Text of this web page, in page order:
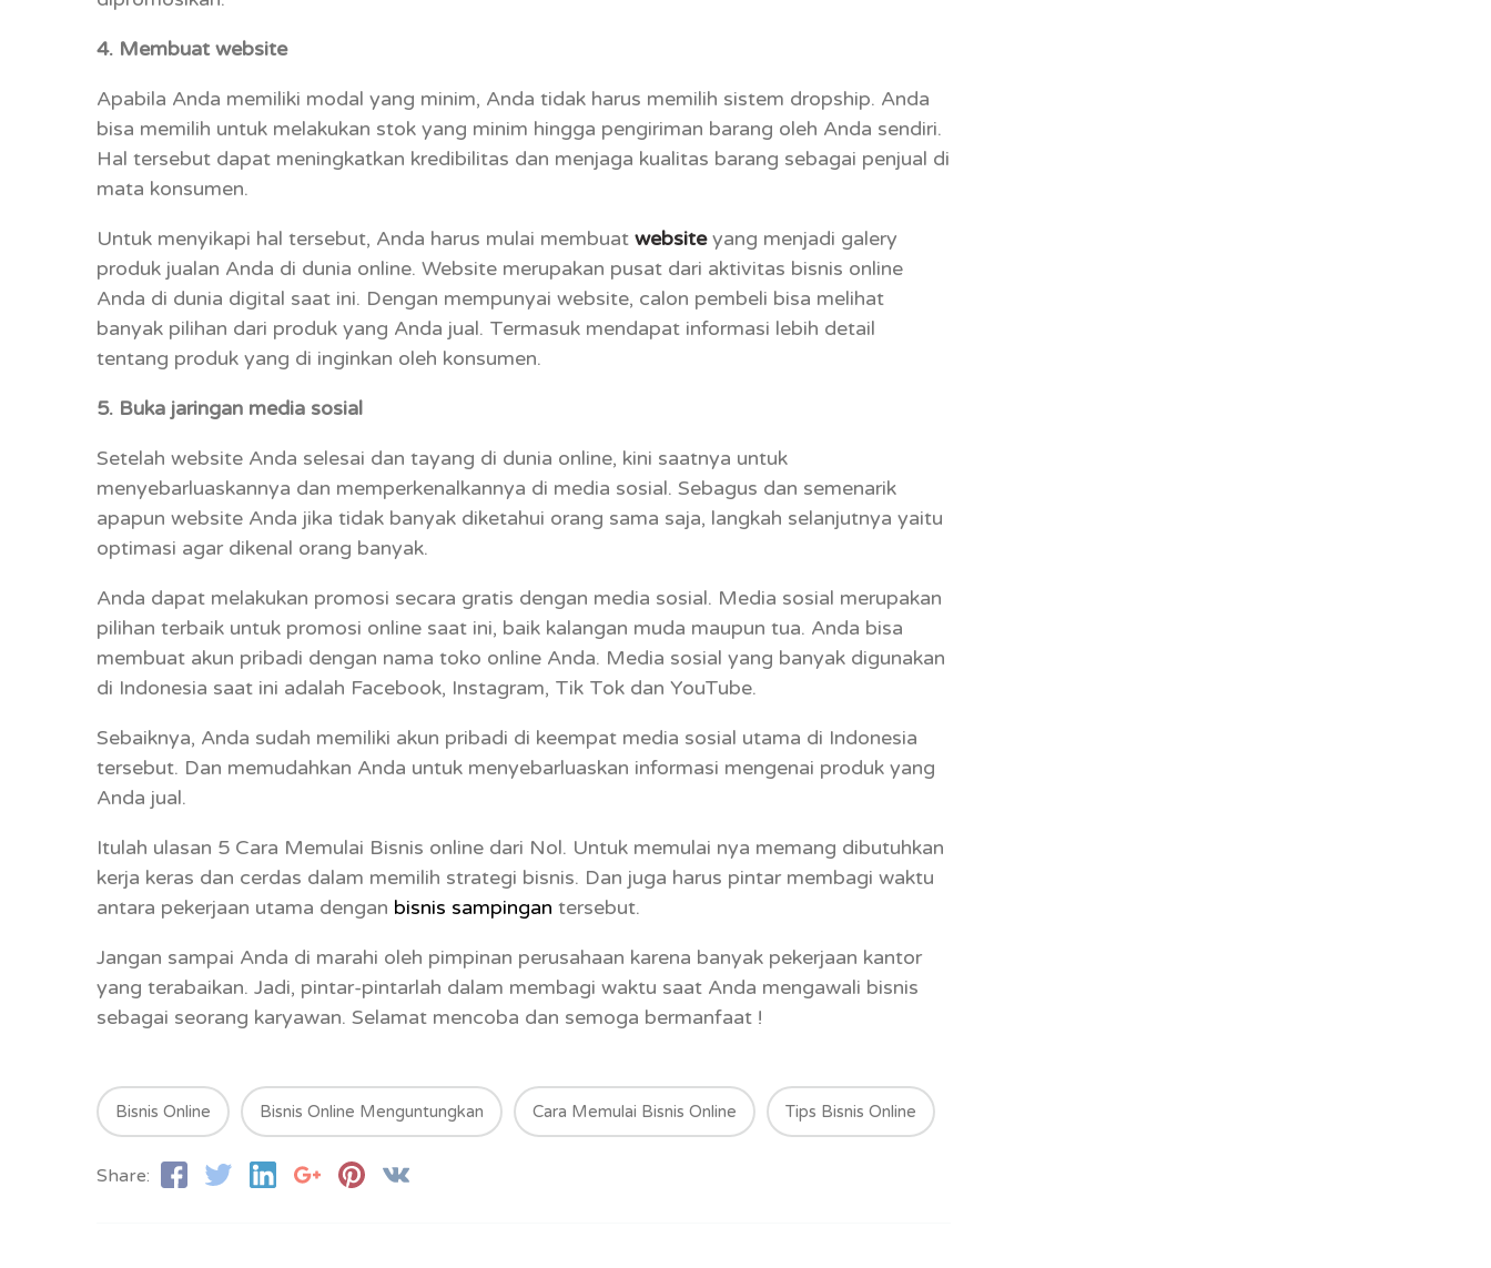
4. Membuat website
Apabila Anda memiliki modal yang minim, Anda tidak harus memilih sistem dropship. Anda
bisa memilih untuk melakukan stok yang minim hingga pengiriman barang oleh Anda sendiri.
Hal tersebut dapat meningkatkan kredibilitas dan menjaga kualitas barang sebagai penjual di
mata konsumen.
Untuk menyikapi hal tersebut, Anda harus mulai membuat websiteyang menjadi galery
produk jualan Anda di dunia online. Website merupakan pusat dari aktivitas bisnis online
Anda di dunia digital saat ini. Dengan mempunyai website, calon pembeli bisa melihat
banyak pilihan dari produk yang Anda jual. Termasuk mendapat informasi lebih detail
tentang produk yang di inginkan oleh konsumen.
5. Buka jaringan media sosial
Setelah website Anda selesai dan tayang di dunia online, kini saatnya untuk
menyebarluaskannya dan memperkenalkannya di media sosial. Sebagus dan semenarik
apapun website Anda jika tidak banyak diketahui orang sama saja, langkah selanjutnya yaitu
optimasi agar dikenal orang banyak.
Anda dapat melakukan promosi secara gratis dengan media sosial. Media sosial merupakan
pilihan terbaik untuk promosi online saat ini, baik kalangan muda maupun tua. Anda bisa
membuat akun pribadi dengan nama toko online Anda. Media sosial yang banyak digunakan
di Indonesia saat ini adalah Facebook, Instagram, Tik Tok dan YouTube.
Sebaiknya, Anda sudah memiliki akun pribadi di keempat media sosial utama di Indonesia
tersebut. Dan memudahkan Anda untuk menyebarluaskan informasi mengenai produk yang
Anda jual.
Itulah ulasan 5 Cara Memulai Bisnis online dari Nol. Untuk memulai nya memang dibutuhkan
kerja keras dan cerdas dalam memilih strategi bisnis. Dan juga harus pintar membagi waktu
antara pekerjaan utama dengan bisnis sampingan tersebut.
Jangan sampai Anda di marahi oleh pimpinan perusahaan karena banyak pekerjaan kantor
yang terabaikan. Jadi, pintar-pintarlah dalam membagi waktu saat Anda mengawali bisnis
sebagai seorang karyawan. Selamat mencoba dan semoga bermanfaat !
Bisnis Online Bisnis Online Menguntungkan Cara Memulai Bisnis Online Tips Bisnis Online
Share: